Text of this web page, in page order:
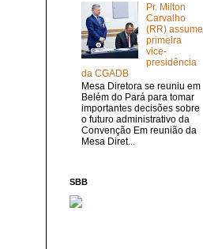
Pr. Milton
Carvalho
(RR) assume
primeira
vice-
presidência
da CGADB
Mesa Diretora se reuniu em
Belém do Pará para tomar
importantes decisões sobre
o futuro administrativo da
Convenção Em reunião da
Mesa Diret...
SBB